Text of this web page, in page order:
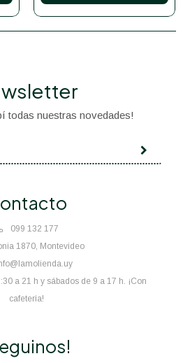
099 132 177
1870, Montevideo
a 21 h y sábados de 9 a 17 h. ¡Con
cafetería!
todas nuestras novedades!